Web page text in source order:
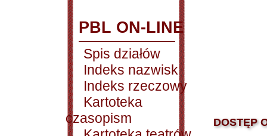
PBL ON-LINE
Spis działów
Indeks nazwisk
Indeks rzeczowy
Kartoteka
czasopism
DOSTĘP